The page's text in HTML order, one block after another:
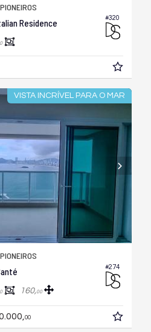
#320
PIONEIROS
Residence
VISTA INCRÍVEL PARA O MAR
#274
PIONEIROS
160,00
00